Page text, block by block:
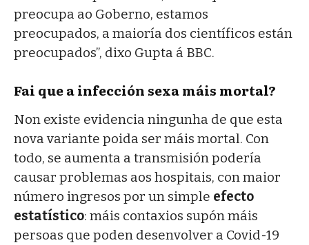
preocupa ao Goberno, estamos
preocupados, a maioría dos científicos están
preocupados”, dixo Gupta á BBC.
Fai que a infección sexa máis mortal?
Non existe evidencia ningunha de que esta
nova variante poida ser máis mortal. Con
todo, se aumenta a transmisión podería
causar problemas aos hospitais, con maior
número ingresos por un simple efecto
estatístico: máis contaxios supón máis
persoas que poden desenvolver a Covid-19